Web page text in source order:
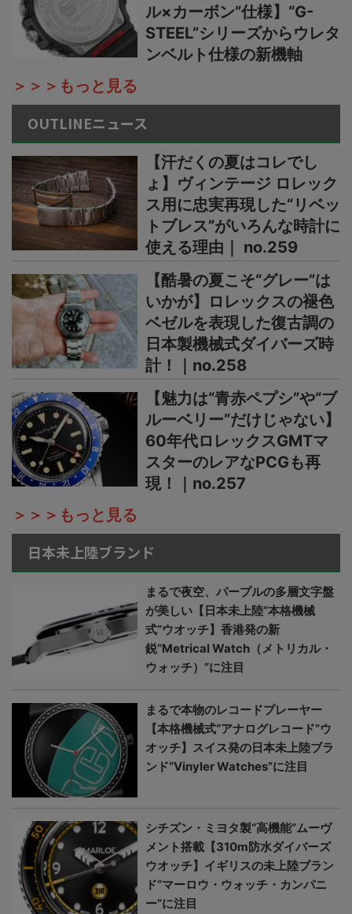
ル×カーボン”仕様】“G-
STEEL”シリーズからウレタ
ンベルト仕様の新機軸
＞＞＞もっと見る
OUTLINEニュース
【汗だくの夏はコレでし
ょ】ヴィンテージ ロレック
ス用に忠実再現した“リベッ
トブレス”がいろんな時計に
使える理由｜ no.259
【酷暑の夏こそ“グレー”は
いかが】ロレックスの褪色
ベゼルを表現した復古調の
日本製機械式ダイバーズ時
計！｜no.258
【魅力は“青赤ペプシ”や“ブ
ルーベリー”だけじゃない】
60年代ロレックスGMTマ
スターのレアなPCGも再
現！｜no.257
＞＞＞もっと見る
日本未上陸ブランド
まるで夜空、パープルの多層文字盤
が美しい【日本未上陸“本格機械
式”ウオッチ】香港発の新
鋭“Metrical Watch（メトリカル・
ウォッチ）”に注目
まるで本物のレコードプレーヤー
【本格機械式“アナログレコード”ウ
オッチ】スイス発の日本未上陸ブラ
ンド“Vinyler Watches”に注目
シチズン・ミヨタ製“高機能”ムーヴ
メント搭載【310m防水ダイバーズ
ウオッチ】イギリスの未上陸ブラン
ド“マーロウ・ウォッチ・カンパニ
ー”に注目